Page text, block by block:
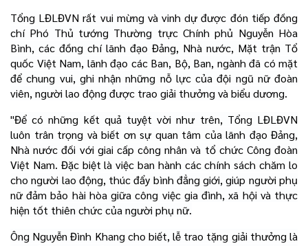
Tổng LĐLĐVN rất vui mừng và vinh dự được đón tiếp đồng
chí Phó Thủ tướng Thường trực Chính phủ Nguyễn Hòa
Bình, các đồng chí lãnh đạo Đảng, Nhà nước, Mặt trận Tổ
quốc Việt Nam, lãnh đạo các Ban, Bộ, Ban, ngành đã có mặt
để chung vui, ghi nhận những nỗ lực của đội ngũ nữ đoàn
viên, người lao động được trao giải thưởng và biểu dương.
"Để có những kết quả tuyệt vời như trên, Tổng LĐLĐVN
luôn trân trọng và biết ơn sự quan tâm của lãnh đạo Đảng,
Nhà nước đối với giai cấp công nhân và tổ chức Công đoàn
Việt Nam. Đặc biệt là việc ban hành các chính sách chăm lo
cho người lao động, thúc đẩy bình đẳng giới, giúp người phụ
nữ đảm bảo hài hòa giữa công việc gia đình, xã hội và thực
hiện tốt thiên chức của người phụ nữ.
Ông Nguyễn Đình Khang cho biết, lễ trao tặng giải thưởng là